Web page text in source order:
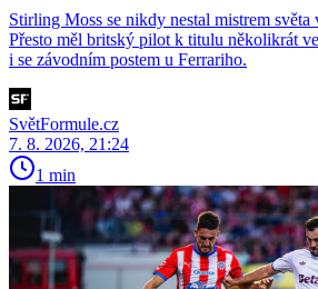
Stirling Moss se nikdy nestal mistrem
Přesto měl britský pilot k titulu několikrát
i se závodním postem u Ferrariho.
SvětFormule.cz
7. 8. 2026, 21:24
1 min